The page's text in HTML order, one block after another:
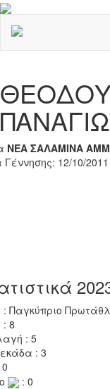
ΝΕΑ ΣΑΛΑΜΙΝΑ
12/10/2011
: Παγκύπριο
: 8
: 5
: 3
: 0